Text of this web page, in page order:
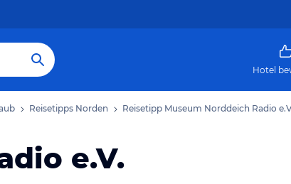
Hotel
Reisetipps Norden Reisetipp Museum Norddeich Radio
e.V.